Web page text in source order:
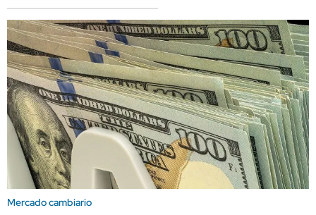
Mercado cambiario